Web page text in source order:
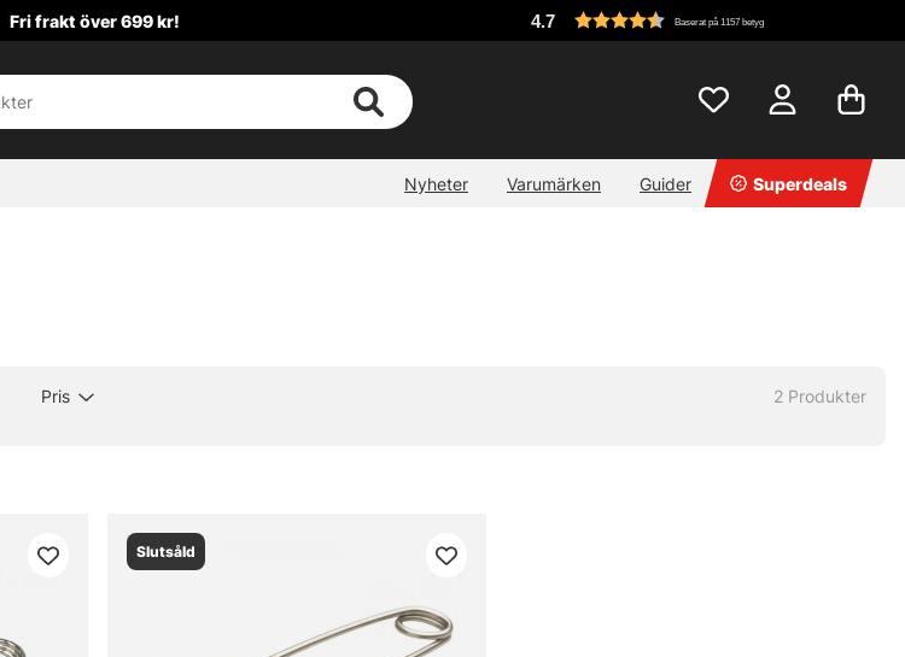
Fri frakt över 699 kr! 4.7 Baserat på 1157 betyg
Nyheter Varumärken Guider Superdeals
Pris 2 Produkter
Slutsåld